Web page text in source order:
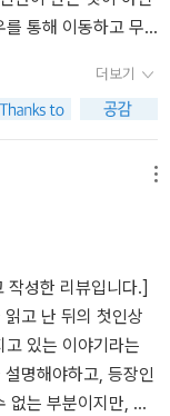
몬트의 편에 서게 되
클레어몬트 백작의
제국에 알리고자
과 무역 독점권을
매력을 이용하여 제
제 암살을 시도한
에 따라 행성 엔드를
클레
타비오 6세의 극비
터 우
총괄하는 가문 최
통해 이동하고 무
인 사실을 알아낸다.
사실을 황제에게 알
연 마르스는 수많은
을까.소설에는 플로
다. 모든 인류가 멸
하는 모습이 적나
을 묵인하려는 노
붕괴를 은폐했던 전
며 권력을 유지하려
정치와 사회를 떠올
기 속에서 드러나는
적인 울림을 준다.이
더보기
작성한 리뷰입니다.]
고 난 뒤의 첫인상
있는 이야기라는
명해야하고, 등장인
없는 부분이지만, 처